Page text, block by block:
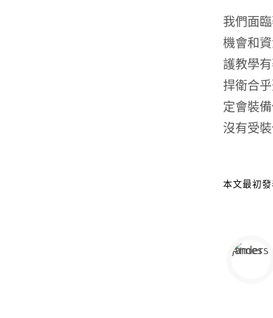
我們面
機會和
護教學
捍衛合
定會裝
沒有受
本文最初